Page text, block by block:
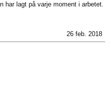
har lagt på varje moment i arbetet.
26 feb. 2018